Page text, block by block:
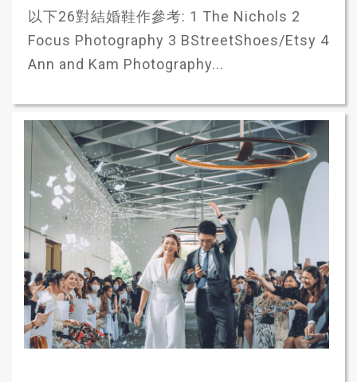
以下26對結婚鞋作參考: 1 The Nichols 2
Focus Photography 3 BStreetShoes/Etsy 4
Ann and Kam Photography...